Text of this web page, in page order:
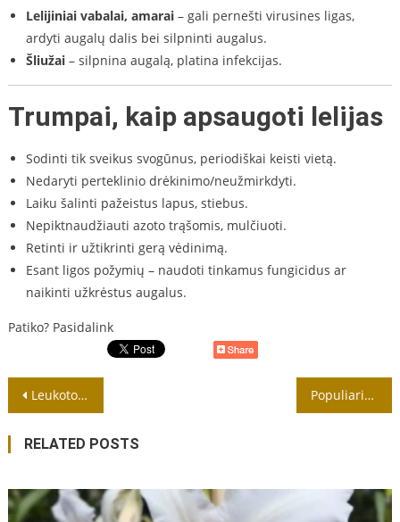
Lelijiniai vabalai, amarai– gali pernešti virusines ligas,
ardyti augalų dalis bei silpninti augalus.
Šliužai– silpnina augalą, platina infekcijas.
Trumpai, kaip apsaugoti lelijas
Sodinti tik sveikus svogūnus, periodiškai keisti vietą.
Nedaryti perteklinio drėkinimo/neužmirkdyti.
Laiku šalinti pažeistus lapus, stiebus.
Nepiktnaudžiauti azoto trąšomis, mulčiuoti.
Retinti ir užtikrinti gerą vėdinimą.
Esant ligos požymių – naudoti tinkamus fungicidus ar
naikinti užkrėstus augalus.
Patiko? Pasidalink
Navigacija
tarp
įrašų
Leukotojos auginimas ir priežiūra Populiariausios lelinių šeimos gėlės
RELATED POSTS